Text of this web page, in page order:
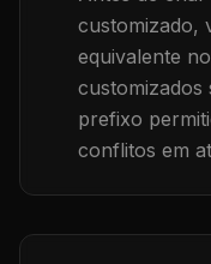
customizado,
equivalente
customizados
prefixo
conflitos em